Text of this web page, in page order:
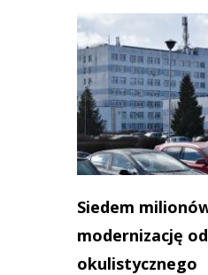
Siedem
modernizację
okulistycznego